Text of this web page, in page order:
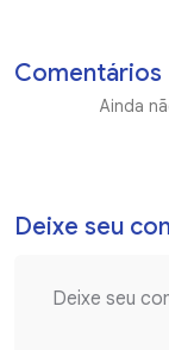
Comentários
Ainda
Deixe seu